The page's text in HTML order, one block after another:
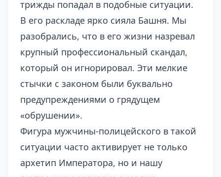
трижды попадал в подобные ситуации.
В его раскладе ярко сияла Башня. Мы
разобрались, что в его жизни назревал
крупный профессиональный скандал,
который он игнорировал. Эти мелкие
стычки с законом были буквально
предупреждениями о грядущем
«обрушении».
Фигура мужчины-полицейского в такой
ситуации часто активирует не только
архетип Императора, но и нашу